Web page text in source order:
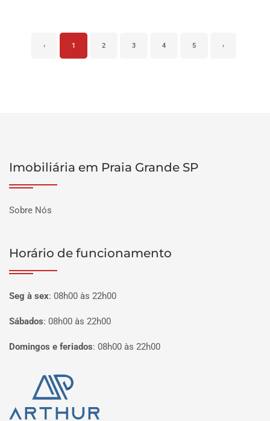
‹ 1 2 3 4 5 ›
Imobiliária em Praia Grande SP
Sobre Nós
Horário de funcionamento
Seg à sex: 08h00 às 22h00
Sábados: 08h00 às 22h00
Domingos e feriados: 08h00 às 22h00
Página inicial